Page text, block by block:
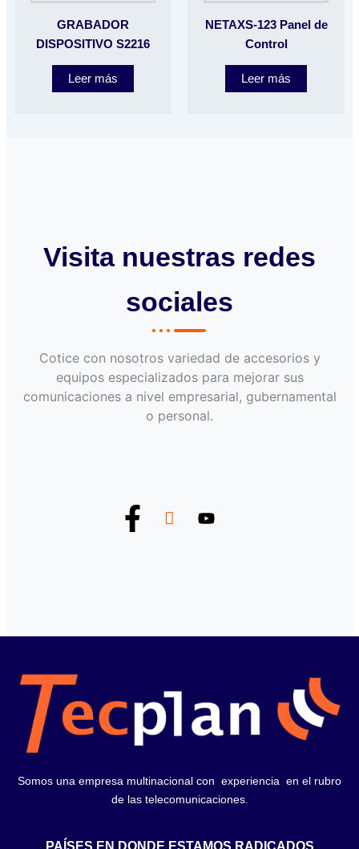
GRABADOR
DISPOSITIVO S2216
Leer más
NETAXS-123 Panel de
Control
Leer más
Visita nuestras redes
sociales
Cotice con nosotros variedad de accesorios y
equipos especializados para mejorar sus
comunicaciones a nivel empresarial, gubernamental
o personal.
Somos una empresa multinacional con experiencia en el rubro
de las telecomunicaciones.